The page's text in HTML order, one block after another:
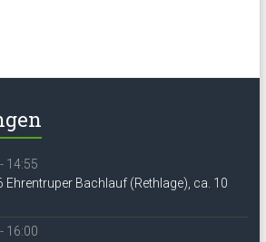
14:55
Ehrentruper Bachlauf (Rethlage), ca. 10
16:00